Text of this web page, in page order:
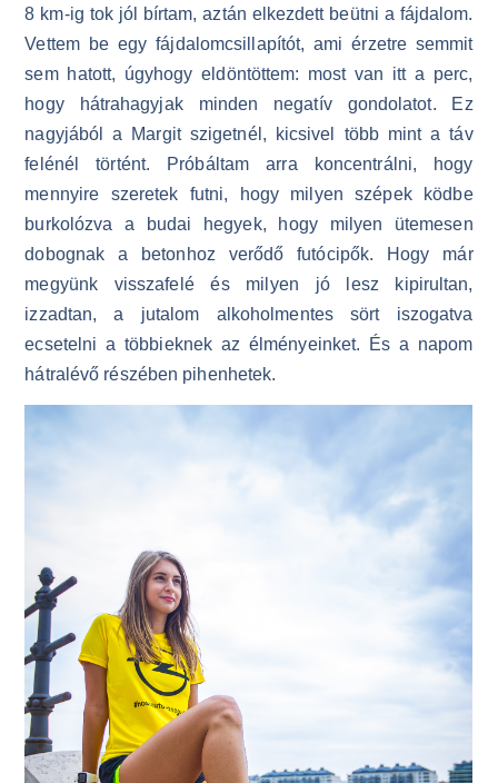
8 km-ig tok jól bírtam, aztán elkezdett beütni a fájdalom.
Vettem be egy fájdalomcsillapítót, ami érzetre semmit
sem hatott, úgyhogy eldöntöttem: most van itt a perc,
hogy hátrahagyjak minden negatív gondolatot. Ez
nagyjából a Margit szigetnél, kicsivel több mint a táv
felénél történt. Próbáltam arra koncentrálni, hogy
mennyire szeretek futni, hogy milyen szépek ködbe
burkolózva a budai hegyek, hogy milyen ütemesen
dobognak a betonhoz verődő futócipők. Hogy már
megyünk visszafelé és milyen jó lesz kipirultan,
izzadtan, a jutalom alkoholmentes sört iszogatva
ecsetelni a többieknek az élményeinket. És a napom
hátralévő részében pihenhetek.